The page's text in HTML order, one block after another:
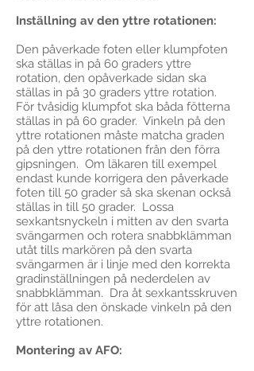
Inställning av den yttre rotationen:
Den påverkade foten eller klumpfoten
ska ställas in på 60 graders yttre
rotation, den opåverkade sidan ska
ställas in på 30 graders yttre rotation.
För tvåsidig klumpfot ska båda fötterna
ställas in på 60 grader. Vinkeln på den
yttre rotationen måste matcha graden
på den yttre rotationen från den förra
gipsningen. Om läkaren till exempel
endast kunde korrigera den påverkade
foten till 50 grader så ska skenan också
ställas in till 50 grader. Lossa
sexkantsnyckeln i mitten av den svarta
svängarmen och rotera snabbklämman
utåt tills markören på den svarta
svängarmen är i linje med den korrekta
gradinställningen på nederdelen av
snabbklämman. Dra åt sexkantsskruven
för att låsa den önskade vinkeln på den
yttre rotationen.
Montering av AFO: